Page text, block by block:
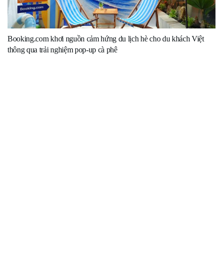
Booking.com khơi nguồn cảm hứng du lịch hè cho du khách Việt
thông qua trải nghiệm pop-up cà phê